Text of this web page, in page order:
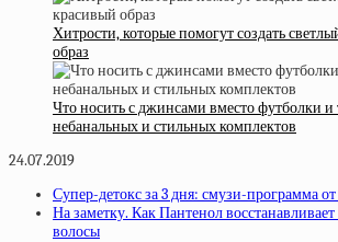
Хитрости, которые помогут создать
образ
Что носить с джинсами вместо футболки
небанальных и стильных комплектов
24.07.2019
Супер-детокс за 3 дня: смузи-программа от
На заметку. Как Пантенол
волосы